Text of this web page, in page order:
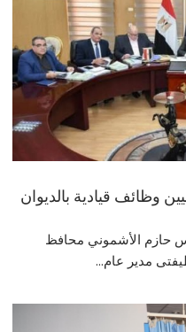
وظائف قيادية بالديوان
حازم الأشموني محافظ
مدير عام...